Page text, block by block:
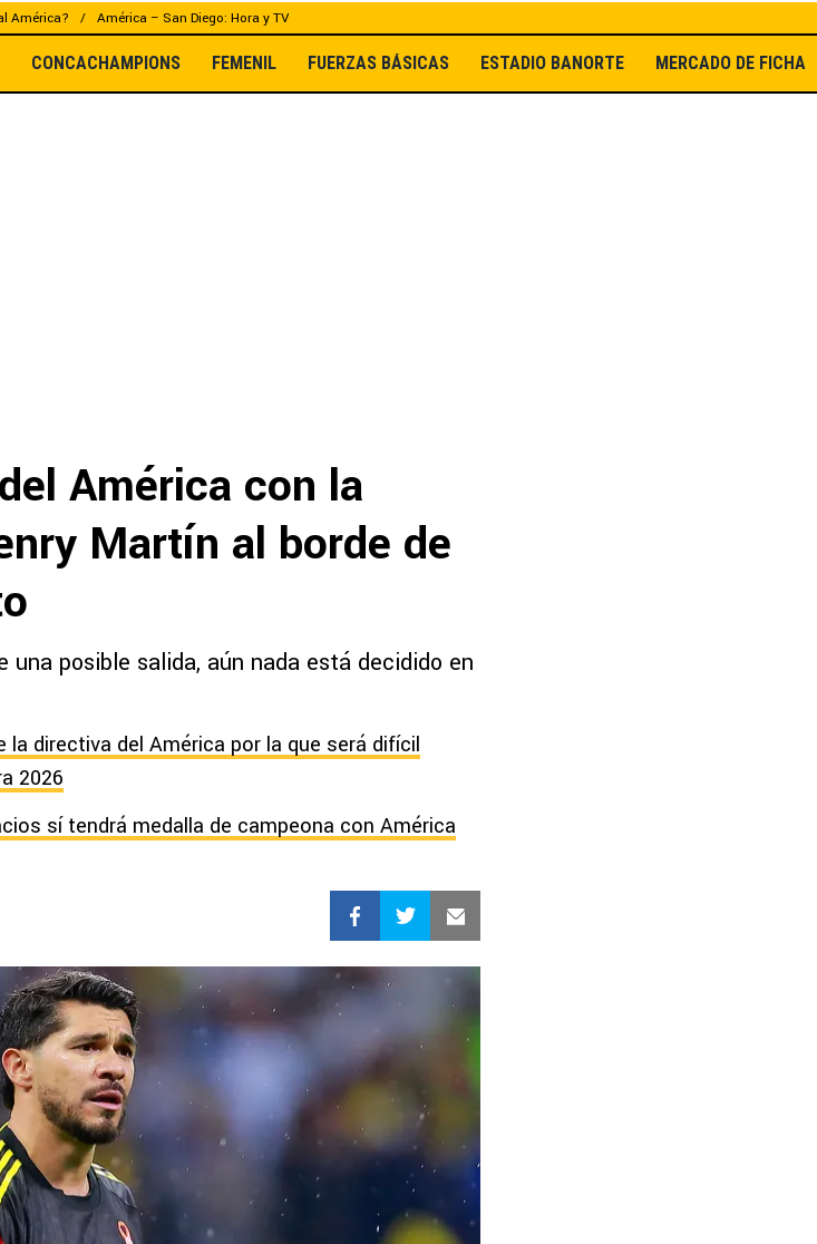
América? América – San Diego: Hora y TV
CONCACHAMPIONS FEMENIL FUERZAS BÁSICAS ESTADIO BANORTE MERCADO DE
América con la
Martín al borde de
una posible salida, aún nada está decidido en
la directiva del América por la que será difícil
2026
sí tendrá medalla de campeona con América